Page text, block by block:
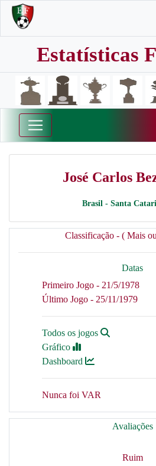
Estatísticas
José Carlos
Brasil - Santa
Classificação - ( Mais
Datas
Primeiro Jogo - 21/5/1978
Último Jogo - 25/11/1979
Todos os jogos
Gráfico
Dashboard
Nunca foi VAR
Avaliações
Ruim